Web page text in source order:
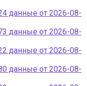
данные от 2026-08-
данные от 2026-08-
данные от 2026-08-
данные от 2026-08-